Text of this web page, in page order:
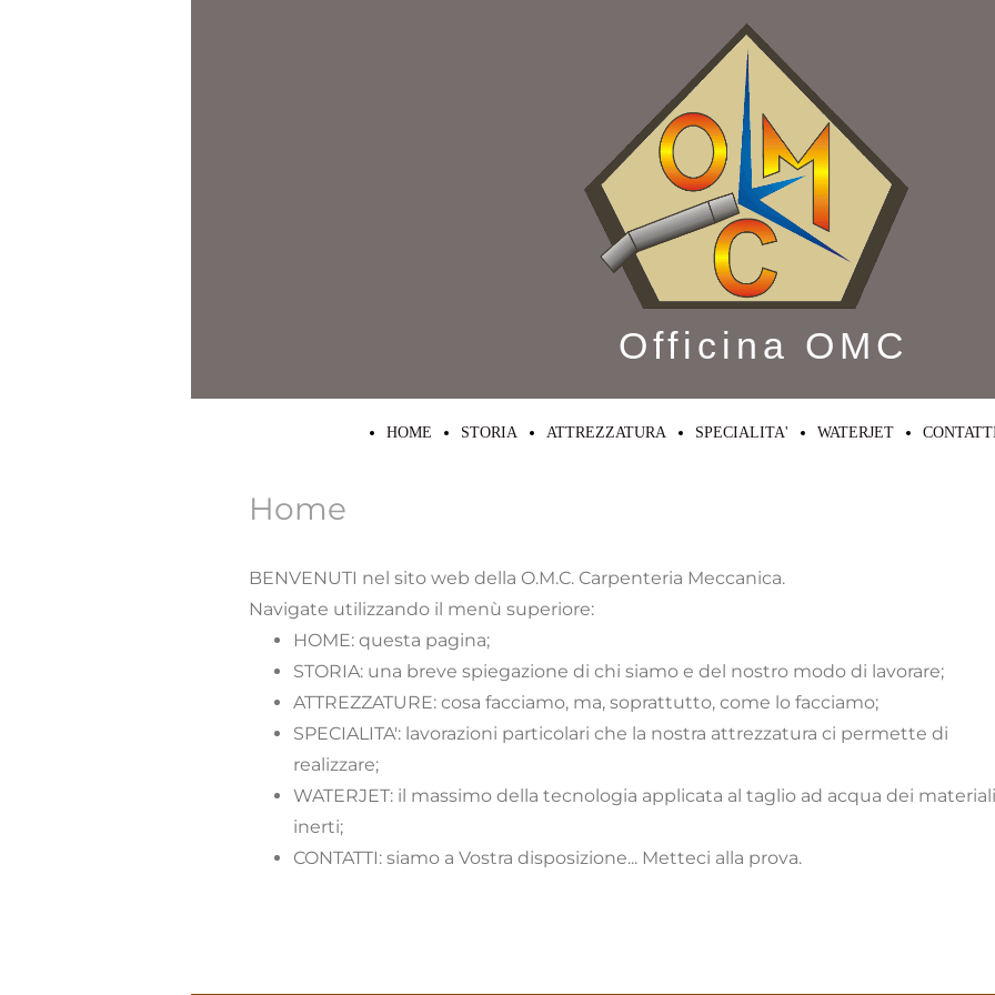
Officina OMC
HOME STORIA ATTREZZATURA SPECIALITA' WATERJET
Home
BENVENUTI nel sito web della O.M.C. Carpenteria Meccanica.
Navigate utilizzando il menù superiore:
HOME: questa pagina;
STORIA: una breve spiegazione di chi siamo e del nostro modo di lavorare;
ATTREZZATURE: cosa facciamo, ma, soprattutto, come lo facciamo;
SPECIALITA': lavorazioni particolari che la nostra attrezzatura ci permette di
realizzare;
WATERJET: il massimo della tecnologia applicata al taglio ad acqua dei materiali
inerti;
CONTATTI: siamo a Vostra disposizione... Metteci alla prova.